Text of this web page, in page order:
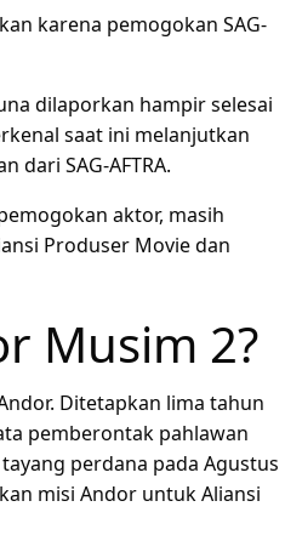
karena pemogokan SAG-
dilaporkan hampir selesai
saat ini melanjutkan
dari SAG-AFTRA.
aktor, masih
Produser Movie dan
Musim 2?
Ditetapkan lima tahun
pemberontak pahlawan
perdana pada Agustus
misi Andor untuk Aliansi